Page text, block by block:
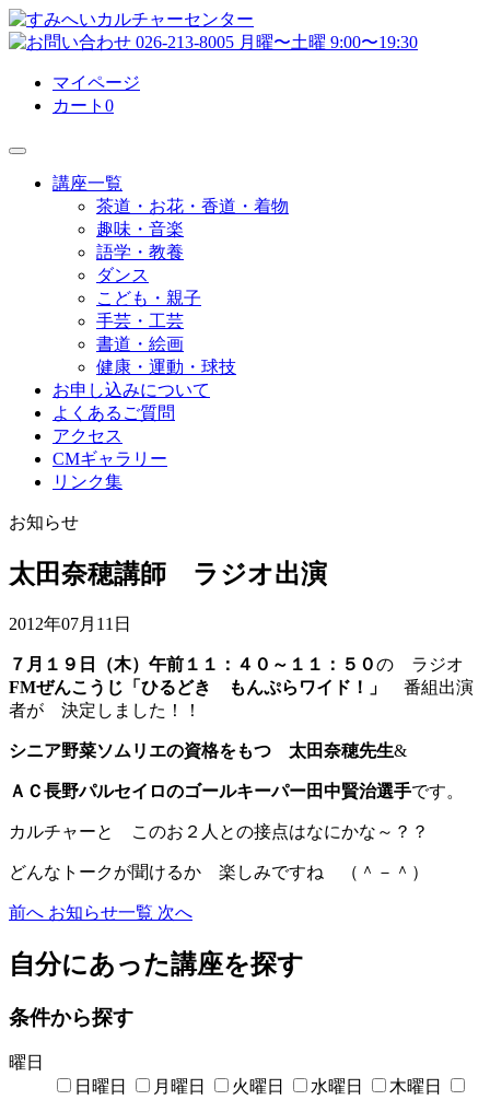
マイページ
カート 0
講座一覧
茶道・お花・香道・着物
趣味・音楽
語学・教養
ダンス
こども・親子
手芸・工芸
書道・絵画
健康・運動・球技
お申し込みについて
よくあるご質問
アクセス
CMギャラリー
リンク集
お知らせ
太田奈穂講師 ラジオ出演
2012年07月11日
７月１９日（木）午前１１：４０～１１：５０の ラジオ
FMぜんこうじ「ひるどき もんぷらワイド！」 番組出演
者が 決定しました！！
シニア野菜ソムリエの資格をもつ 太田奈穂先生&
ＡＣ長野パルセイロのゴールキーパー田中賢治選手です。
カルチャーと このお２人との接点はなにかな～？？
どんなトークが聞けるか 楽しみですね （＾－＾）
前へ お知らせ一覧 次へ
自分にあった講座を探す
条件から探す
曜日
日曜日
月曜日 火曜日 水曜日
木曜日